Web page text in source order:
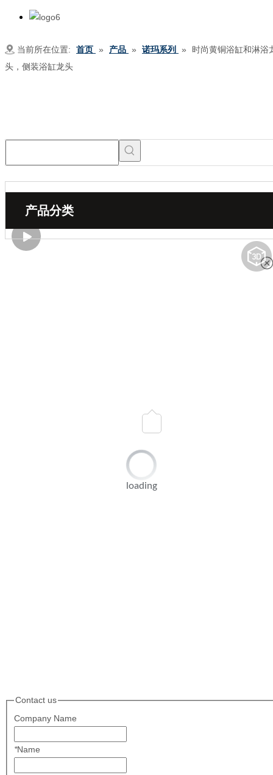
当前所在位置: 首页 » 产品 » 诺玛系列 »
时尚黄铜浴缸和淋浴
头，侧装浴缸龙头
产品分类
loading
加入询价篮
Contact us
Company Name
*Name